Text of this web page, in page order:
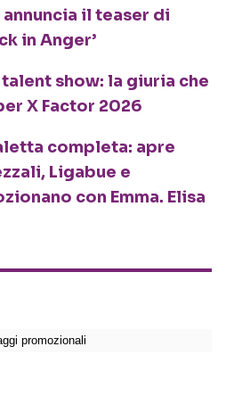
annuncia il teaser di
in Anger’
show: la giuria che
X Factor 2026
completa: apre
Ligabue e
con Emma. Elisa